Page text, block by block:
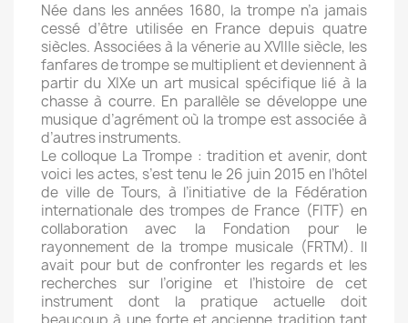
Née dans les années 1680, la trompe n’a jamais
cessé d’être utilisée en France depuis quatre
siècles. Associées à la vénerie au XVIIIe siècle, les
fanfares de trompe se multiplient et deviennent à
partir du XIXe un art musical spécifique lié à la
chasse à courre. En parallèle se développe une
musique d’agrément où la trompe est associée à
d’autres instruments.
Le colloque La Trompe : tradition et avenir, dont
voici les actes, s’est tenu le 26 juin 2015 en l’hôtel
de ville de Tours, à l’initiative de la Fédération
internationale des trompes de France (FITF) en
collaboration avec la Fondation pour le
rayonnement de la trompe musicale (FRTM). Il
avait pour but de confronter les regards et les
recherches sur l’origine et l’histoire de cet
instrument dont la pratique actuelle doit